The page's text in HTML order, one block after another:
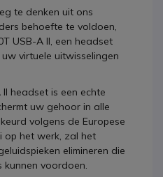
te denken uit ons
behoefte te voldoen,
USB-A II, een headset
virtuele uitwisselingen
headset is een echte
uw gehoor in alle
volgens de Europese
op het werk, zal het
elimineren die
kunnen voordoen.